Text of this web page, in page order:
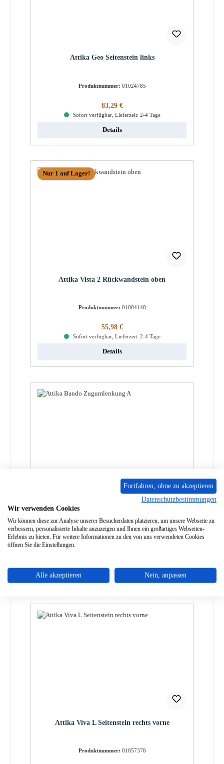
Attika Geo Seitenstein links
Produktnummer: 01024785
Regulärer Preis:
83,29 €
Sofort verfügbar, Lieferzeit: 2-4 Tage
Details
Nur 1 auf Lager!
Attika Vista 2 Rückwandstein oben
Produktnummer: 01004140
Regulärer Preis:
55,98 €
Sofort verfügbar, Lieferzeit: 2-4 Tage
Details
Attika Bando Zugumlenkung A
Produktnummer:01024651
Attika Viva L Seitenstein rechts vorne
Produktnummer: 01057378
Fortfahren, ohne zu akzeptieren
Datenschutzbestimmungen
Wir verwenden Cookies
Wir können diese zur Analyse unserer Besucherdaten platzieren, um unsere Webseite zu
verbessern, personalisierte Inhalte anzuzeigen und Ihnen ein großartiges Webseiten-
Erlebnis zu bieten. Für weitere Informationen zu den von uns verwendeten Cookies
öffnen Sie die Einstellungen.
Alle akzeptieren Nein, anpassen